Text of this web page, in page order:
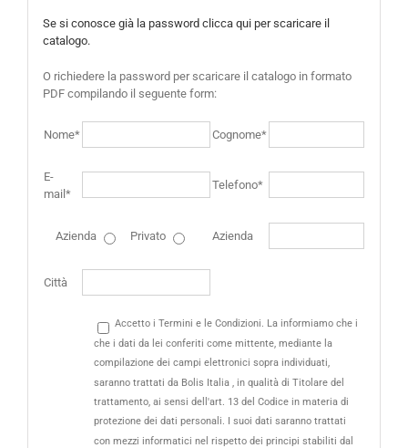
Se si conosce già la password clicca qui per scaricare il
catalogo.
O richiedere la password per scaricare il catalogo in formato
PDF compilando il seguente form:
Nome* Cognome*
E-
mail*
Telefono*
Azienda Privato Azienda
Città
Accetto i Termini e le Condizioni. La informiamo che i
che i dati da lei conferiti come mittente, mediante la
compilazione dei campi elettronici sopra individuati,
saranno trattati da Bolis Italia , in qualità di Titolare del
trattamento, ai sensi dell'art. 13 del Codice in materia di
protezione dei dati personali. I suoi dati saranno trattati
con mezzi informatici nel rispetto dei principi stabiliti dal